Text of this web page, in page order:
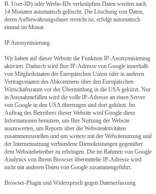
B. User-ID) oder Werbe-IDs verknüpften Daten werden nach
14 Monaten automatisch gelöscht. Die Löschung von Daten,
deren Aufbewahrungsdauer erreicht ist, erfolgt automatisch
einmal im Monat.
IP Anonymisierung
Wir haben auf dieser Website die Funktion IP-Anonymisierung
aktiviert. Dadurch wird Ihre IP-Adresse von Google innerhalb
von Mitgliedstaaten der Europäischen Union oder in anderen
Vertragsstaaten des Abkommens über den Europäischen
Wirtschaftsraum vor der Übermittlung in die USA gekürzt. Nur
in Ausnahmefällen wird die volle IP-Adresse an einen Server
von Google in den USA übertragen und dort gekürzt. Im
Auftrag des Betreibers dieser Website wird Google diese
Informationen benutzen, um Ihre Nutzung der Website
auszuwerten, um Reports über die Websiteaktivitäten
zusammenzustellen und um weitere mit der Websitenutzung und
der Internetnutzung verbundene Dienstleistungen gegenüber
dem Websitebetreiber zu erbringen. Die im Rahmen von Google
Analytics von Ihrem Browser übermittelte IP-Adresse wird
nicht mit anderen Daten von Google zusammengeführt.
Browser-Plugin und Widerspruch gegen Datenerfassung